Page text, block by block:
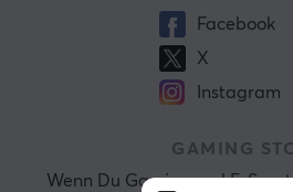
Facebook
X
Instagram
GAMING
Wenn Du Gaming und E-